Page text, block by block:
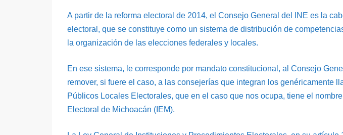
A partir de la reforma electoral de 2014, el Consejo General del INE es la
electoral, que se constituye como un sistema de distribución de
la organización de las elecciones federales y locales.
En ese sistema, le corresponde por mandato constitucional, al Consejo
remover, si fuere el caso, a las consejerías que integran los genéricamente
Públicos Locales Electorales, que en el caso que nos ocupa, tiene el
Electoral de Michoacán (IEM).